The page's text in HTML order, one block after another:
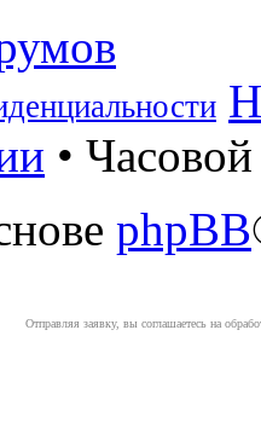
•
phpBB
Отправляя заявку, вы соглашаетесь на